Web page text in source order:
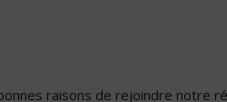
raisons de rejoindre notre